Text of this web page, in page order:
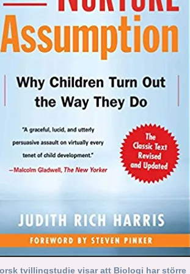
tvillingstudie visar att Biologi har större